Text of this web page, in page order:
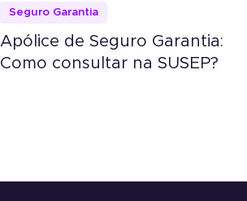
Seguro Garantia
Apólice de Seguro Garantia:
Como consultar na SUSEP?